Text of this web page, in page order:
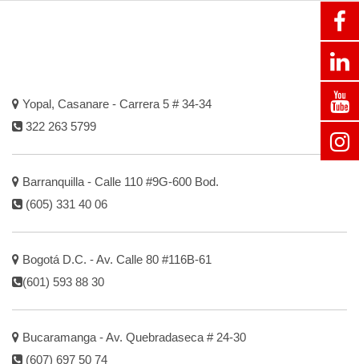
Yopal, Casanare - Carrera 5 # 34-34
322 263 5799
Barranquilla - Calle 110 #9G-600 Bod.
(605) 331 40 06
Bogotá D.C. - Av. Calle 80 #116B-61
(601) 593 88 30
Bucaramanga - Av. Quebradaseca # 24-30
(607) 697 50 74